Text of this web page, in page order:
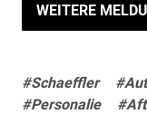
WEITERE
#Schaeffler
#Personalie